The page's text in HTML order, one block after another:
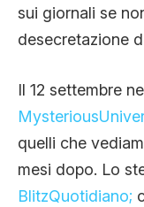
sui giornali se
desecretazione
Il 12 settembre
quelli che
mesi dopo. Lo
BlitzQuotidiano;